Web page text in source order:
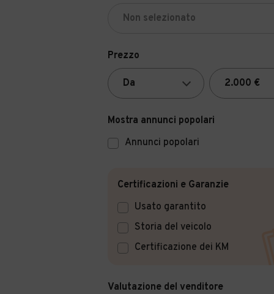
Prezzo
Mostra annunci popolari
Annunci popolari
Certificazioni e Garanzie
Usato garantito
Storia del veicolo
Certificazione dei KM
Valutazione del venditore